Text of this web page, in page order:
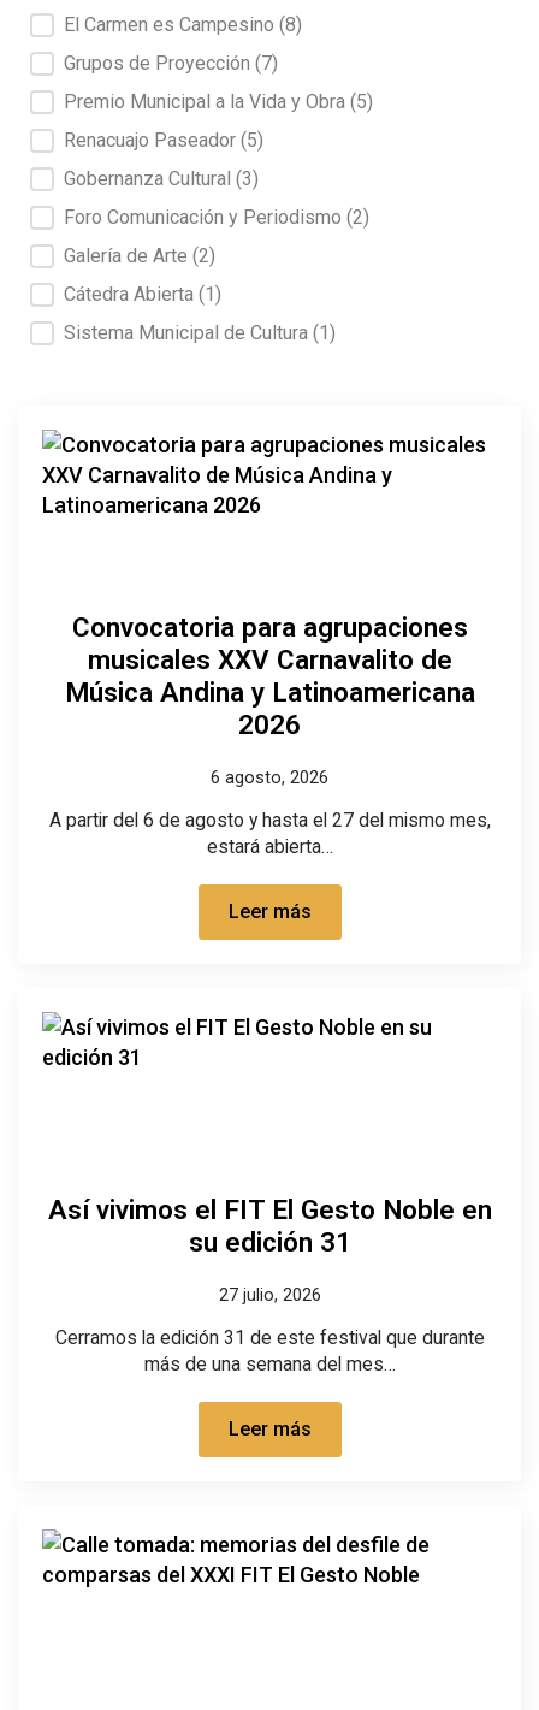
El Carmen es Campesino (8)
Grupos de Proyección (7)
Premio Municipal a la Vida y Obra (5)
Renacuajo Paseador (5)
Gobernanza Cultural (3)
Foro Comunicación y Periodismo (2)
Galería de Arte (2)
Cátedra Abierta (1)
Sistema Municipal de Cultura (1)
Convocatoria para agrupaciones
musicales XXV Carnavalito de
Música Andina y Latinoamericana
2026
6 agosto, 2026
A partir del 6 de agosto y hasta el 27 del mismo mes,
estará abierta…
Leer más
Así vivimos el FIT El Gesto Noble en
su edición 31
27 julio, 2026
Cerramos la edición 31 de este festival que durante
más de una semana del mes…
Leer más